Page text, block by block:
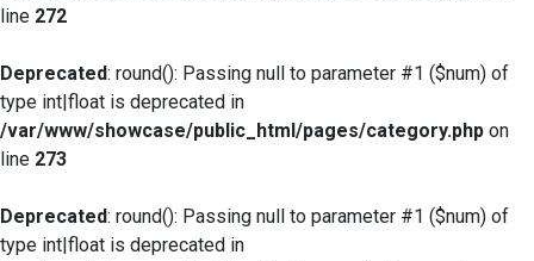
line 272
Deprecated: round(): Passing null to parameter #1 ($num) of
type int|float is deprecated in
/var/www/showcase/public_html/pages/category.php on
line 273
Deprecated: round(): Passing null to parameter #1 ($num) of
type int|float is deprecated in